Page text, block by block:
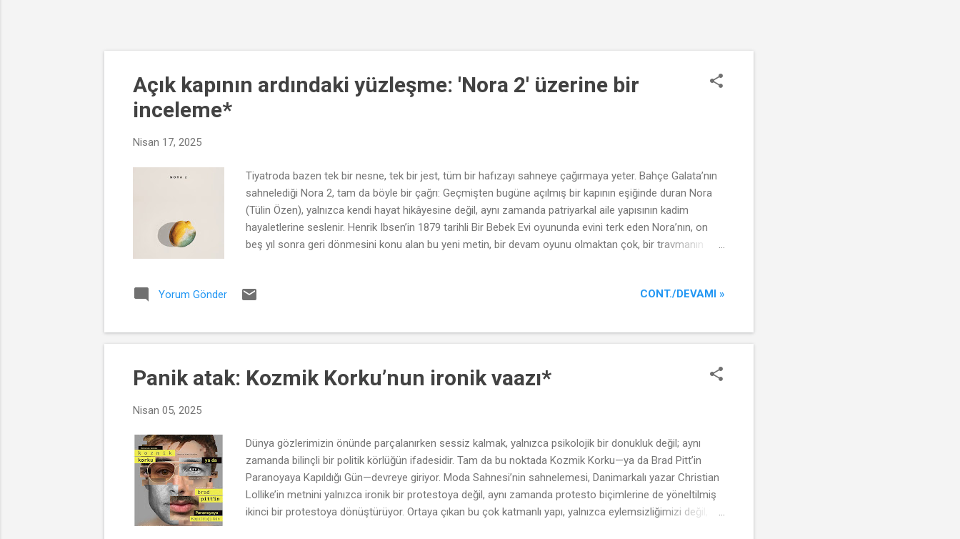
Açık kapının ardındaki yüzleşme: 'Nora 2' üzerine bir
inceleme*
Nisan 17, 2025
Tiyatroda bazen tek bir nesne, tek bir jest, tüm bir hafızayı sahneye çağırmaya yeter. Bahçe Galata’nın
sahnelediği Nora 2, tam da böyle bir çağrı: Geçmişten bugüne açılmış bir kapının eşiğinde duran Nora
(Tülin Özen), yalnızca kendi hayat hikâyesine değil, aynı zamanda patriyarkal aile yapısının kadim
hayaletlerine seslenir. Henrik Ibsen’in 1879 tarihli Bir Bebek Evi oyununda evini terk eden Nora’nın, on
beş yıl sonra geri dönmesini konu alan bu yeni metin, bir devam oyunu olmaktan çok, bir travmanın
Bebek Evi’nin finalinde, bireysel hakikatini aramak uğruna evini ve çocuklarını terk ederek, dönemin
kırılma anlarından biriydi. Nora 2 ise o kırılmanın dibe çökmüş tortularıyla başlar. Yılla...
Yorum Gönder CONT./DEVAMI »
Panik atak: Kozmik Korku’nun ironik vaazı*
Nisan 05, 2025
Dünya gözlerimizin önünde parçalanırken sessiz kalmak, yalnızca psikolojik bir donukluk değil; aynı
zamanda bilinçli bir politik körlüğün ifadesidir. Tam da bu noktada Kozmik Korku—ya da Brad Pitt’in
Paranoyaya Kapıldığı Gün—devreye giriyor. Moda Sahnesi’nin sahnelemesi, Danimarkalı yazar Christian
Lollike’in metnini yalnızca ironik bir protestoya değil, aynı zamanda protesto biçimlerine de yöneltilmiş
ikinci bir protestoya dönüştürüyor. Ortaya çıkan bu çok katmanlı yapı, yalnızca eylemsizliğimizi değil,